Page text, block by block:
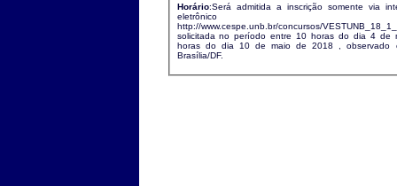
Horário:Será admitida a inscrição somente via
eletrônico
http://www.cespe.unb.br/concursos/
solicitada no período entre 10 horas do dia 4 de
horas do dia 10 de maio de 2018 , observado o horário oficial de
Brasília/DF.